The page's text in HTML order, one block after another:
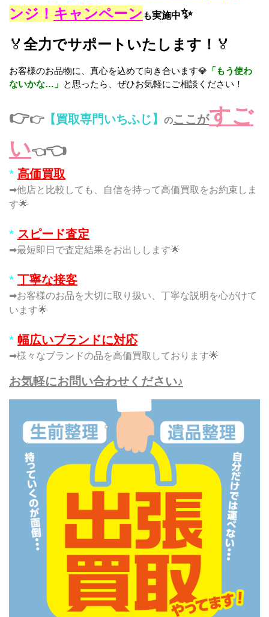
ンジ！ キャンペーン も実施中✨
🏅 全力でサポートいたします！ 🏅
お客様のお品物に、真心を込めて向き合います💎 「もう使わ
ないかな…」 と思ったら、ぜひお気軽にご相談ください！
👉👉【買取専門いちふじ】 のここがすご
い👈👈
* 高価買取
➡他店と比較しても、自信を持って高価買取をお約束しま
す🌟
* スピード査定
➡最短即日で査定結果をお出しします🌟
* 丁寧な接客
➡お客様のお品を大切に取り扱い、丁寧な説明を心がけて
います🌟
* 幅広いブランドに対応
➡様々なブランドの品を高価買取しております🌟
お気軽にお問い合わせください♪